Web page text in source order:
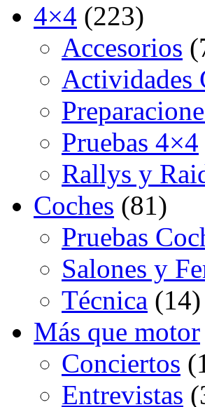
4×4 (223)
Accesorios
Actividades
Pruebas 4×4
Rallys y
Coches (81)
Pruebas
Salones y
Técnica (14)
Más que motor
Conciertos
Entrevistas